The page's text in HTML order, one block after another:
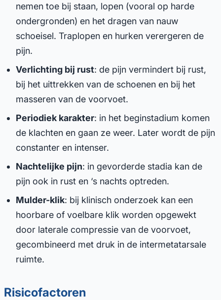
nemen toe bij staan, lopen (vooral op harde
ondergronden) en het dragen van nauw
schoeisel. Traplopen en hurken verergeren de
pijn.
Verlichting bij rust: de pijn vermindert bij rust,
bij het uittrekken van de schoenen en bij het
masseren van de voorvoet.
Periodiek karakter: in het beginstadium komen
de klachten en gaan ze weer. Later wordt de pijn
constanter en intenser.
Nachtelijke pijn: in gevorderde stadia kan de
pijn ook in rust en ‘s nachts optreden.
Mulder-klik: bij klinisch onderzoek kan een
hoorbare of voelbare klik worden opgewekt
door laterale compressie van de voorvoet,
gecombineerd met druk in de intermetatarsale
ruimte.
Risicofactoren